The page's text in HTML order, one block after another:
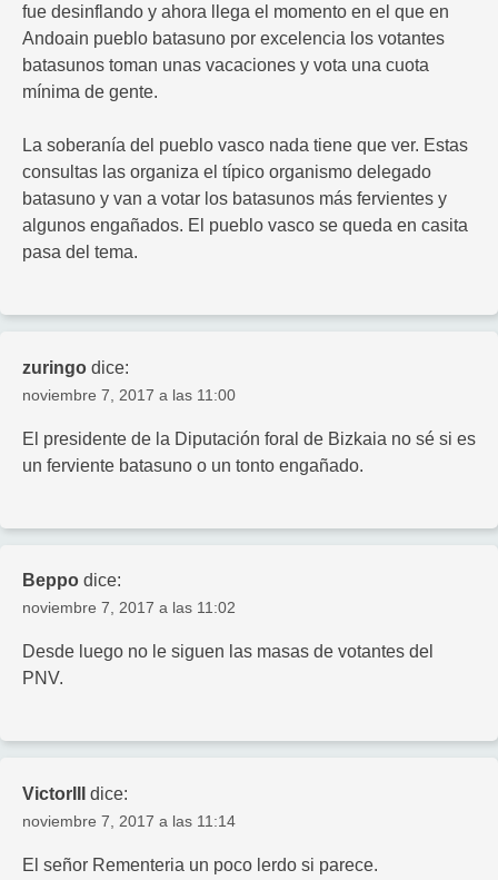
fue desinflando y ahora llega el momento en el que en
Andoain pueblo batasuno por excelencia los votantes
batasunos toman unas vacaciones y vota una cuota
mínima de gente.
La soberanía del pueblo vasco nada tiene que ver. Estas
consultas las organiza el típico organismo delegado
batasuno y van a votar los batasunos más fervientes y
algunos engañados. El pueblo vasco se queda en casita
pasa del tema.
zuringo dice:
noviembre 7, 2017 a las 11:00
El presidente de la Diputación foral de Bizkaia no sé si es
un ferviente batasuno o un tonto engañado.
Beppo dice:
noviembre 7, 2017 a las 11:02
Desde luego no le siguen las masas de votantes del
PNV.
VictorIII dice:
noviembre 7, 2017 a las 11:14
El señor Rementeria un poco lerdo si parece.